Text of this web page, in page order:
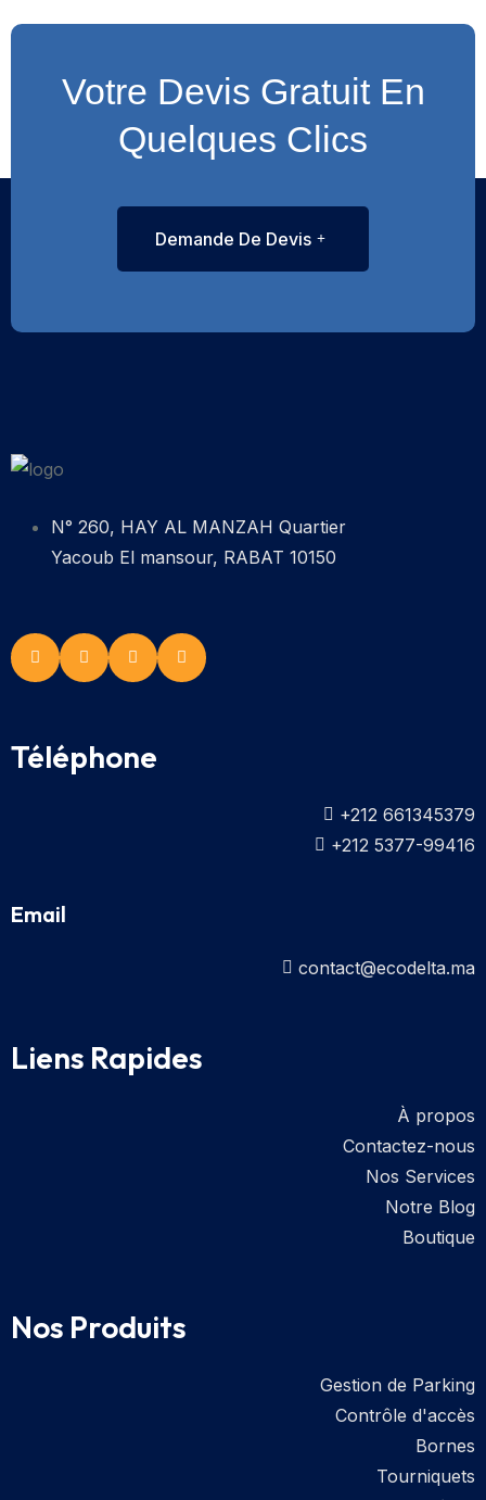
Votre Devis Gratuit En
Quelques Clics
Demande De Devis
N° 260, HAY AL MANZAH Quartier
Yacoub El mansour, RABAT 10150
Téléphone
+212 661345379
+212 5377-99416
Email
contact@ecodelta.ma
Liens Rapides
À propos
Contactez-nous
Nos Services
Notre Blog
Boutique
Nos Produits
Gestion de Parking
Contrôle d'accès
Bornes
Tourniquets